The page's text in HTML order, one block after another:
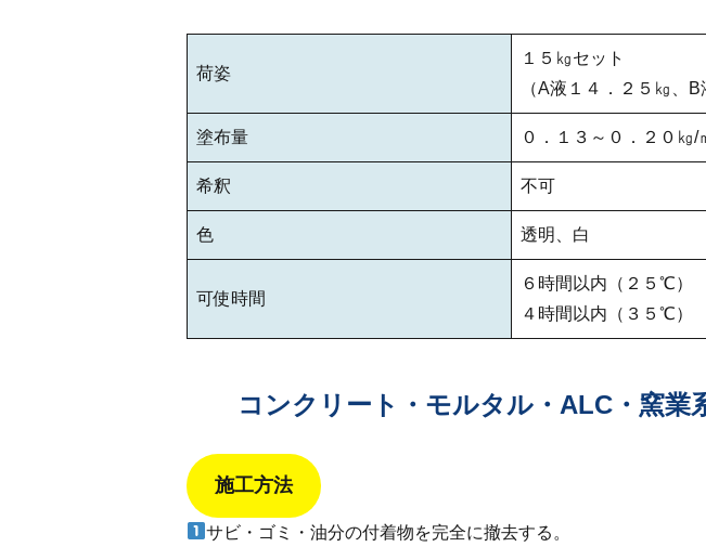
荷姿
１５㎏セット
（A液１４．２５㎏、B
塗布量 ０．１３～０．２０㎏/
希釈 不可
色 透明、白
可使時間
６時間以内（２５℃）
４時間以内（３５℃）
コンクリート・モルタル・ALC・窯業
施工方法
サビ・ゴミ・油分の付着物を完全に撤去する。